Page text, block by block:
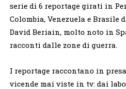
serie di 6 reportage girati in
Colombia, Venezuela e Brasile
David Beriain, molto noto in
racconti dalle zone di guerra.
I reportage raccontano in
vicende mai viste in tv: dai